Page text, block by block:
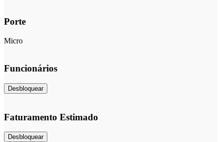
Porte
Micro
Funcionários
Desbloquear
Faturamento Estimado
Desbloquear